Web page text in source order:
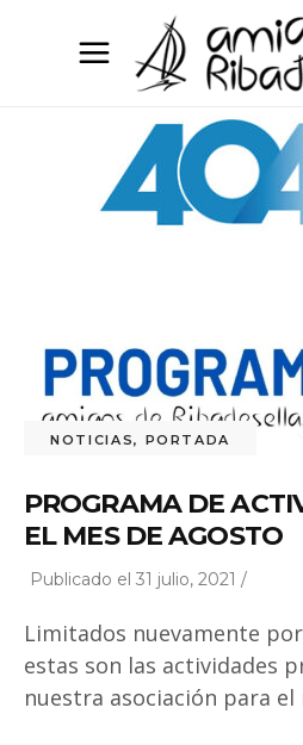
NOTICIAS, PORTADA
PROGRAMA DE
EL MES DE AGOSTO
Publicado el 31 julio, 2021 /
Limitados nuevamente
estas son las actividades
nuestra asociación para el